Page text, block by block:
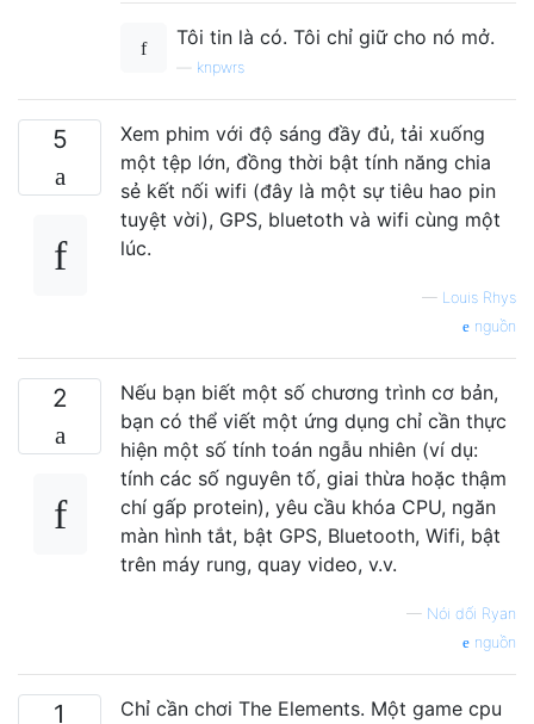
Tôi tin là có. Tôi chỉ giữ cho nó mở.
knpwrs
5
Xem phim với độ sáng đầy đủ, tải xuống
một tệp lớn, đồng thời bật tính năng chia
sẻ kết nối wifi (đây là một sự tiêu hao pin
tuyệt vời), GPS, bluetoth và wifi cùng một
lúc.
— Louis Rhys
nguồn
2
Nếu bạn biết một số chương trình cơ bản,
bạn có thể viết một ứng dụng chỉ cần thực
hiện một số tính toán ngẫu nhiên (ví dụ:
tính các số nguyên tố, giai thừa hoặc thậm
chí gấp protein), yêu cầu khóa CPU, ngăn
màn hình tắt, bật GPS, Bluetooth, Wifi, bật
trên máy rung, quay video, v.v.
— Nói dối Ryan
nguồn
1
Chỉ cần chơi The Elements. Một game cpu